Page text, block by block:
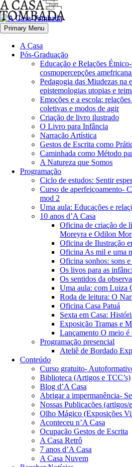
Primary Menu
A Casa
Pós-Graduação
Educação e Relações
cosmopercepções
Pedagogia das Miudezas na
epistemologias utopias e
Emoções e a escola:
coletivas e modos de agir
Criação de livro ilustrado
O Livro para Infância
Narração Artística
Gestos de Escrita como
Caminhada como Método
A Natureza que Somos
Programação
Ciclo de estudos: Sentir
Curso de aperfeiçoamento-
mod 2
Uma aula: Educações e
10 anos d’A Casa
Oficina de criação de
Moreyra e Odilon
Oficina de Ilustração
Oficina As mil e uma
Oficina sonhos: sons e
Os livos para as
Os sentidos da
Uma aula: com Luiza
Roda de leitura: O
Oficina Casa Patuá
Sexta em Casa:
Exposição Tramas e
Lançamento O meio é
Programação presencial
Ateliê de Bordado
Conteúdo
Curso gratuito-
Biblioteca (Artigos e TCC’s)
Blog d’A Casa
Abrigar a impermanência-
Nossas Publicações
Olho Mágico (Exposições
Aconteceu n’A Casa
Ocupação Gestos de Escrita
A Casa Retrô
7 anos d’A Casa
A Casa Nuvem